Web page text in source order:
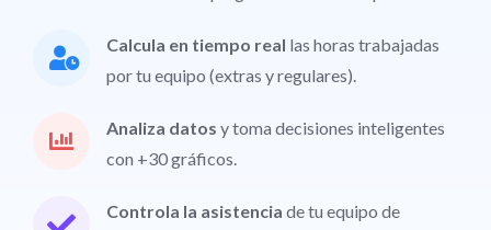
Calcula en tiempo real las horas trabajadas
por tu equipo (extras y regulares).
Analiza datos y toma decisiones inteligentes
con +30 gráficos.
Controla la asistencia de tu equipo de